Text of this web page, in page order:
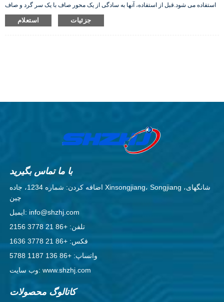
استفاده می شود.قبل از استفاده، آنها به سادگی از یک محور صاف با یک سر گرد و صاف
در یک انتها تشکیل شده اند. ما پرچ های نقره جامد خود را ارائه می دهیم که رسانای خوبی
استعلام جزئیات
با ما تماس بگیرید
اضافه کردن: شماره 1234، جاده Xinsongjiang، Songjiang شانگهای،
چین
ایمیل: info@shzhj.com
تلفن: +86 21 3778 2156
فکس: +86 21 3778 1636
واتساپ: +86 136 1187 5788
وب سایت: www.shzhj.com
کاتالوگ محصولات